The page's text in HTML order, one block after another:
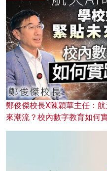
鄭俊傑校長X陳穎華主任：
來潮流？校內數字教育如何